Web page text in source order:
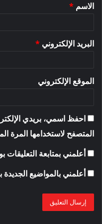
*
الاسم *
البريد الإلكتروني *
الموقع الإلكتروني
احفظ اسمي، بريدي
المتصفح لاستخدامها المرة
أعلمني بمتابعة التعليقات
أعلمني بالمواضيع الجديدة